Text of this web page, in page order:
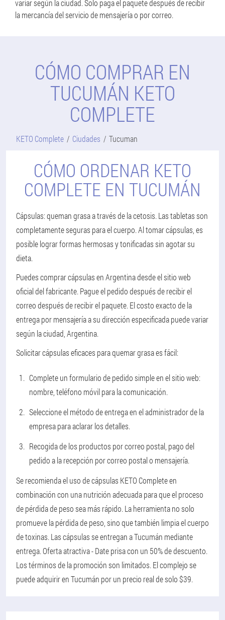
variar según la ciudad. Solo paga el paquete después de recibir
la mercancía del servicio de mensajería o por correo.
CÓMO COMPRAR EN
TUCUMÁN KETO
COMPLETE
KETO Complete Ciudades Tucuman
CÓMO ORDENAR KETO
COMPLETE EN TUCUMÁN
Cápsulas: queman grasa a través de la cetosis. Las tabletas son
completamente seguras para el cuerpo. Al tomar cápsulas, es
posible lograr formas hermosas y tonificadas sin agotar su
dieta.
Puedes comprar cápsulas en Argentina desde el sitio web
oficial del fabricante. Pague el pedido después de recibir el
correo después de recibir el paquete. El costo exacto de la
entrega por mensajería a su dirección especificada puede variar
según la ciudad, Argentina.
Solicitar cápsulas eficaces para quemar grasa es fácil:
Complete un formulario de pedido simple en el sitio web:
nombre, teléfono móvil para la comunicación.
Seleccione el método de entrega en el administrador de la
empresa para aclarar los detalles.
Recogida de los productos por correo postal, pago del
pedido a la recepción por correo postal o mensajería.
Se recomienda el uso de cápsulas KETO Complete en
combinación con una nutrición adecuada para que el proceso
de pérdida de peso sea más rápido. La herramienta no solo
promueve la pérdida de peso, sino que también limpia el cuerpo
de toxinas. Las cápsulas se entregan a Tucumán mediante
entrega. Oferta atractiva - Date prisa con un 50% de descuento.
Los términos de la promoción son limitados. El complejo se
puede adquirir en Tucumán por un precio real de solo $39.